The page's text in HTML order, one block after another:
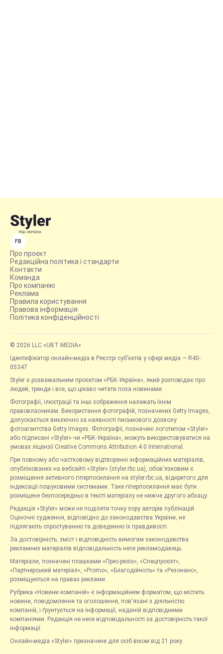
FB
Про проєкт
Редакційна політика і стандарти
Контакти
Команда
Про компанію
Реклама
Правила користування
Правова інформація
Політика конфіденційності
© 2026 LLC «UBT MEDIA»
Ідентифікатор онлайн-медіа в Реєстрі суб’єктів у сфері медіа — R40-
05347
Styler є розважальним проєктом «РБК-Україна», який розповідає про
людей, тренди і все, що цікаво читати поза новинами.
Фотографії, ілюстрації та інші зображення належать їхнім
правовласникам. Використання фотографій, позначених Getty Images,
допускається виключно за наявності письмового дозволу
фотоагентства Getty Images. Фотографії, позначені логотипом «Styler»
або підписані «Styler» чи «РБК-Україна», можуть використовуватися на
умовах ліцензії Creative Commons Attribution 4.0 International.
При повному або частковому відтворенні інформаційних матеріалів,
опублікованих на вебсайті «Styler» (styler.rbc.ua), обов'язковим є
розміщення активного гіперпосилання на styler.rbc.ua, відкритого для
індексації пошуковими системами. Таке гіперпосилання має бути
розміщене безпосередньо в тексті матеріалу не нижче другого абзацу.
Редакція «Styler» може не поділяти точку зору авторів публікацій.
Оціночні судження, відповідно до законодавства України, не
підлягають спростуванню та доведенню їх правдивості.
За достовірність, зміст і відповідність вимогам законодавства
рекламних матеріалів відповідальність несе рекламодавець.
Матеріали, позначені плашками «Прес-реліз», «Спецпроєкт»,
«Партнерський матеріал», «Promo», «Благодійність» та «Резонанс»,
розміщуються на правах реклами.
Рубрика «Новини компаній» є інформаційним форматом, що містить
новини, повідомлення та оголошення, пов'язані з діяльністю
компаній, і ґрунтується на інформації, наданій відповідними
компаніями. Редакція не несе відповідальності за достовірність такої
інформації.
Онлайн-медіа «Styler» призначене для осіб віком від 21 року.